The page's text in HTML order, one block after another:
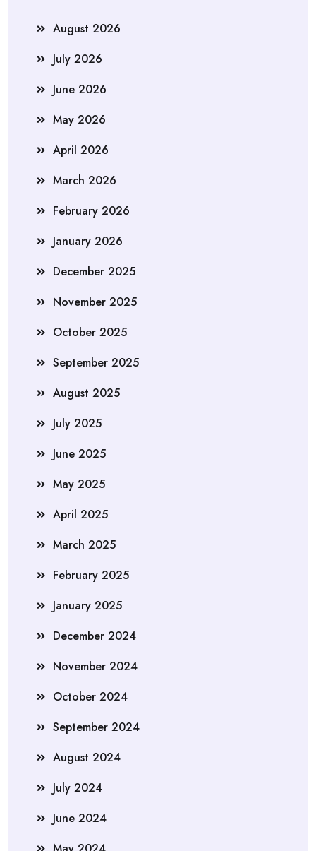
August 2026
July 2026
June 2026
May 2026
April 2026
March 2026
February 2026
January 2026
December 2025
November 2025
October 2025
September 2025
August 2025
July 2025
June 2025
May 2025
April 2025
March 2025
February 2025
January 2025
December 2024
November 2024
October 2024
September 2024
August 2024
July 2024
June 2024